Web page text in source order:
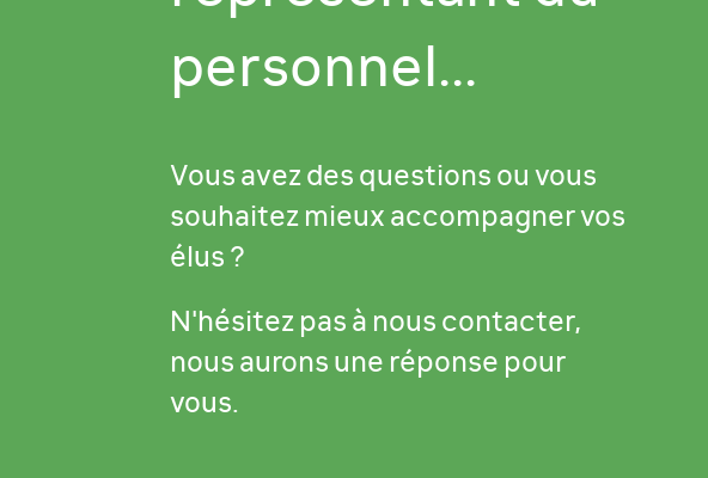
personnel...
Vous avez des questions ou vous
souhaitez mieux accompagner vos
élus ?
N'hésitez pas à nous contacter,
nous aurons une réponse pour
vous.